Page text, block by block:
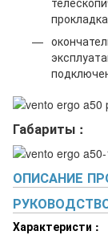
Габариты :
ОПИСАНИЕ
Характеристи :